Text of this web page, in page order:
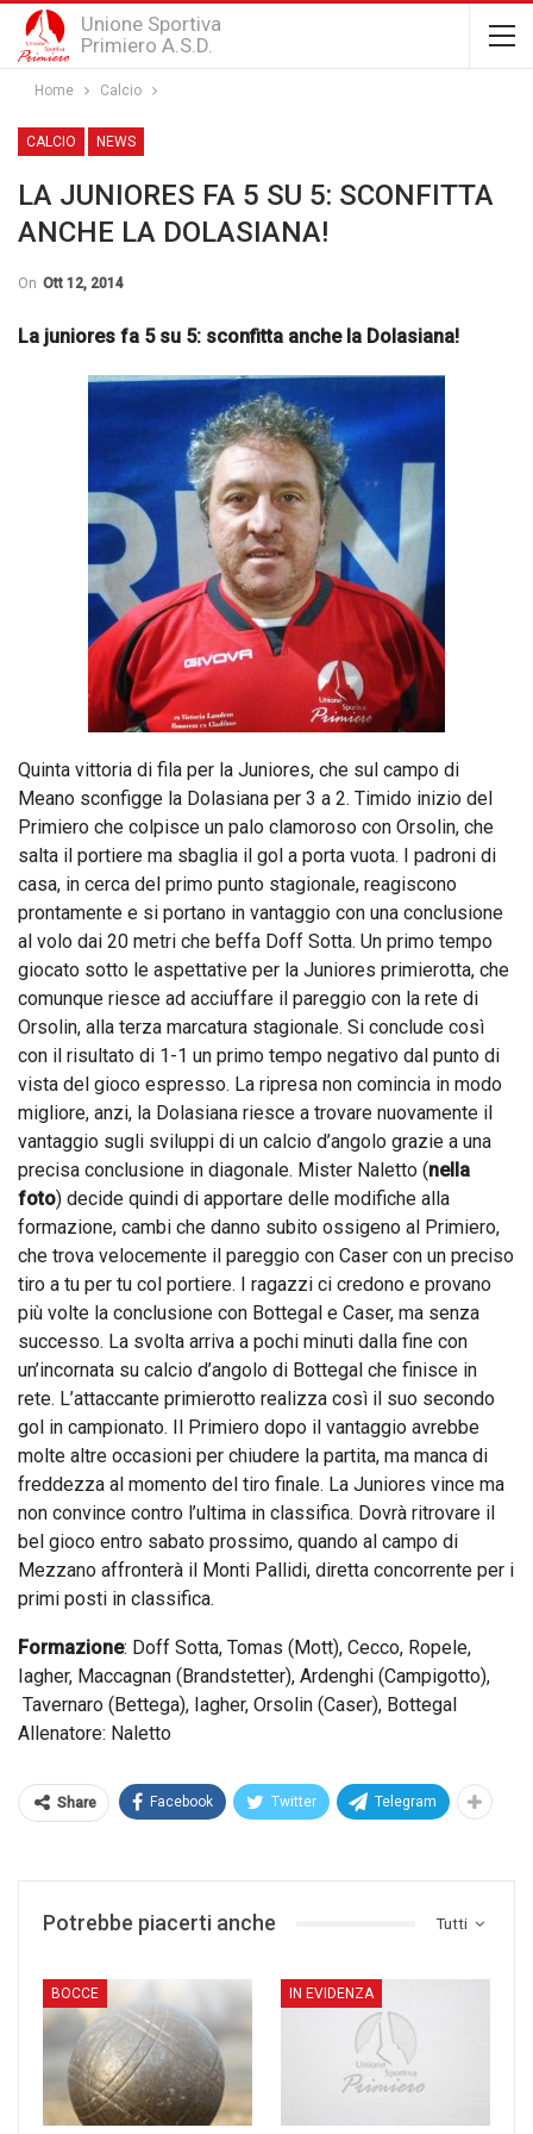
Unione Sportiva
Primiero A.S.D.
Home Calcio
CALCIO NEWS
LA JUNIORES FA 5 SU 5: SCONFITTA
ANCHE LA DOLASIANA!
On Ott 12, 2014
La juniores fa 5 su 5: sconfitta anche la Dolasiana!
Quinta vittoria di fila per la Juniores, che sul campo di
Meano sconfigge la Dolasiana per 3 a 2. Timido inizio del
Primiero che colpisce un palo clamoroso con Orsolin, che
salta il portiere ma sbaglia il gol a porta vuota. I padroni di
casa, in cerca del primo punto stagionale, reagiscono
prontamente e si portano in vantaggio con una conclusione
al volo dai 20 metri che beffa Doff Sotta. Un primo tempo
giocato sotto le aspettative per la Juniores primierotta, che
comunque riesce ad acciuffare il pareggio con la rete di
Orsolin, alla terza marcatura stagionale. Si conclude così
con il risultato di 1-1 un primo tempo negativo dal punto di
vista del gioco espresso. La ripresa non comincia in modo
migliore, anzi, la Dolasiana riesce a trovare nuovamente il
vantaggio sugli sviluppi di un calcio d’angolo grazie a una
precisa conclusione in diagonale. Mister Naletto (nella
foto) decide quindi di apportare delle modifiche alla
formazione, cambi che danno subito ossigeno al Primiero,
che trova velocemente il pareggio con Caser con un preciso
tiro a tu per tu col portiere. I ragazzi ci credono e provano
più volte la conclusione con Bottegal e Caser, ma senza
successo. La svolta arriva a pochi minuti dalla fine con
un’incornata su calcio d’angolo di Bottegal che finisce in
rete. L’attaccante primierotto realizza così il suo secondo
gol in campionato. Il Primiero dopo il vantaggio avrebbe
molte altre occasioni per chiudere la partita, ma manca di
freddezza al momento del tiro finale. La Juniores vince ma
non convince contro l’ultima in classifica. Dovrà ritrovare il
bel gioco entro sabato prossimo, quando al campo di
Mezzano affronterà il Monti Pallidi, diretta concorrente per i
primi posti in classifica.
Formazione: Doff Sotta, Tomas (Mott), Cecco, Ropele,
Iagher, Maccagnan (Brandstetter), Ardenghi (Campigotto),
Tavernaro (Bettega), Iagher, Orsolin (Caser), Bottegal
Allenatore: Naletto
Share Facebook Twitter Telegram
Tutti
Potrebbe piacerti anche
BOCCE IN EVIDENZA